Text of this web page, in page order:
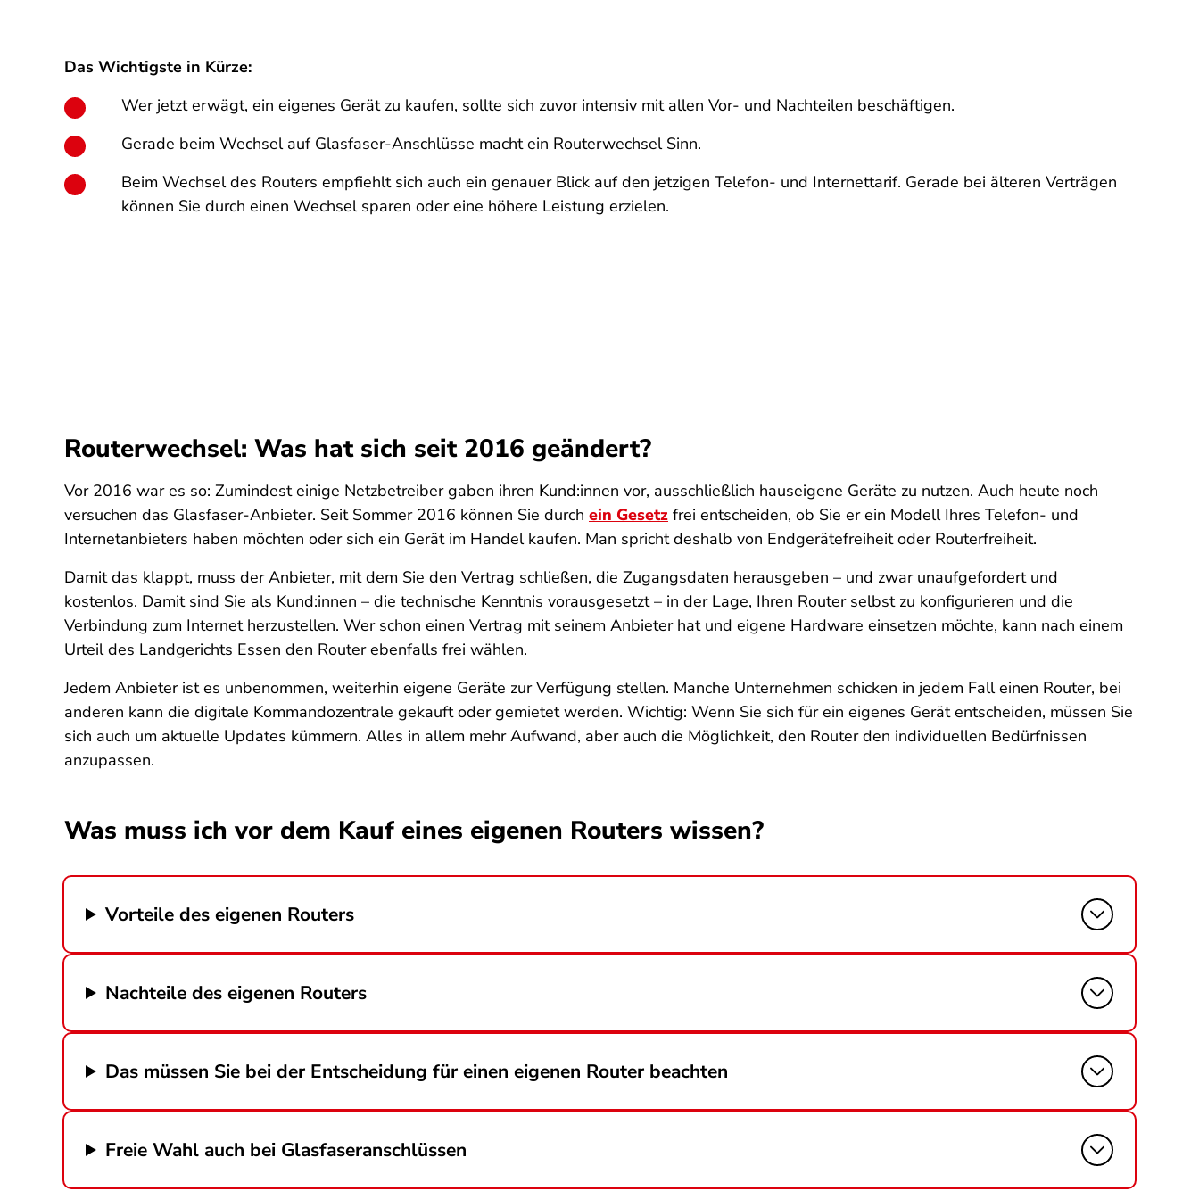
Das Wichtigste in Kürze:
Wer jetzt erwägt, ein eigenes Gerät zu kaufen, sollte sich zuvor intensiv mit allen Vor- und Nachteilen beschäftigen.
Gerade beim Wechsel auf Glasfaser-Anschlüsse macht ein Routerwechsel Sinn.
Beim Wechsel des Routers empfiehlt sich auch ein genauer Blick auf den jetzigen Telefon- und Internettarif. Gerade bei älteren Verträgen
können Sie durch einen Wechsel sparen oder eine höhere Leistung erzielen.
Routerwechsel: Was hat sich seit 2016 geändert?
Vor 2016 war es so: Zumindest einige Netzbetreiber gaben ihren Kund:innen vor, ausschließlich hauseigene Geräte zu nutzen. Auch heute noch
versuchen das Glasfaser-Anbieter. Seit Sommer 2016 können Sie durch ein Gesetz frei entscheiden, ob Sie er ein Modell Ihres Telefon- und
Internetanbieters haben möchten oder sich ein Gerät im Handel kaufen. Man spricht deshalb von Endgerätefreiheit oder Routerfreiheit.
Damit das klappt, muss der Anbieter, mit dem Sie den Vertrag schließen, die Zugangsdaten herausgeben – und zwar unaufgefordert und
kostenlos. Damit sind Sie als Kund:innen – die technische Kenntnis vorausgesetzt – in der Lage, Ihren Router selbst zu konfigurieren und die
Verbindung zum Internet herzustellen. Wer schon einen Vertrag mit seinem Anbieter hat und eigene Hardware einsetzen möchte, kann nach einem
Urteil des Landgerichts Essen den Router ebenfalls frei wählen.
Jedem Anbieter ist es unbenommen, weiterhin eigene Geräte zur Verfügung stellen. Manche Unternehmen schicken in jedem Fall einen Router, bei
anderen kann die digitale Kommandozentrale gekauft oder gemietet werden. Wichtig: Wenn Sie sich für ein eigenes Gerät entscheiden, müssen Sie
sich auch um aktuelle Updates kümmern. Alles in allem mehr Aufwand, aber auch die Möglichkeit, den Router den individuellen Bedürfnissen
anzupassen.
Was muss ich vor dem Kauf eines eigenen Routers wissen?
Vorteile des eigenen Routers
Nachteile des eigenen Routers
Das müssen Sie bei der Entscheidung für einen eigenen Router beachten
Freie Wahl auch bei Glasfaseranschlüssen